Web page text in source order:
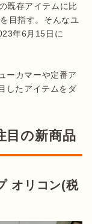
既存アイテムに比
目指す。そんなユ
年6月15日に
ーカマーや定番ア
したアイテムをダ
目の新商品
オリコン(税